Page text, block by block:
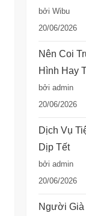
bởi Wibu
20/06/2026
Nên Coi
Hình Hay
bởi admin
20/06/2026
Dịch Vụ
Dịp Tết
bởi admin
20/06/2026
Người Già